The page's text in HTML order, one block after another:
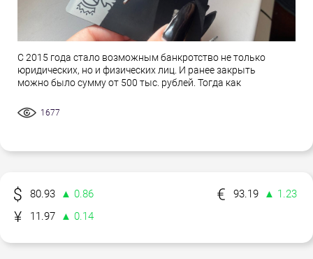
С 2015 года стало возможным банкротство не только
юридических, но и физических лиц. И ранее закрыть
можно было сумму от 500 тыс. рублей. Тогда как
1677
80.93 ▲ 0.86 93.19
▲ 1.23
11.97
▲ 0.14